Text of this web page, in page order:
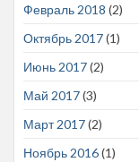
Февраль 2018 (2)
Октябрь 2017(1)
Июнь 2017(2)
Май 2017(3)
Март 2017(2)
Ноябрь 2016(1)